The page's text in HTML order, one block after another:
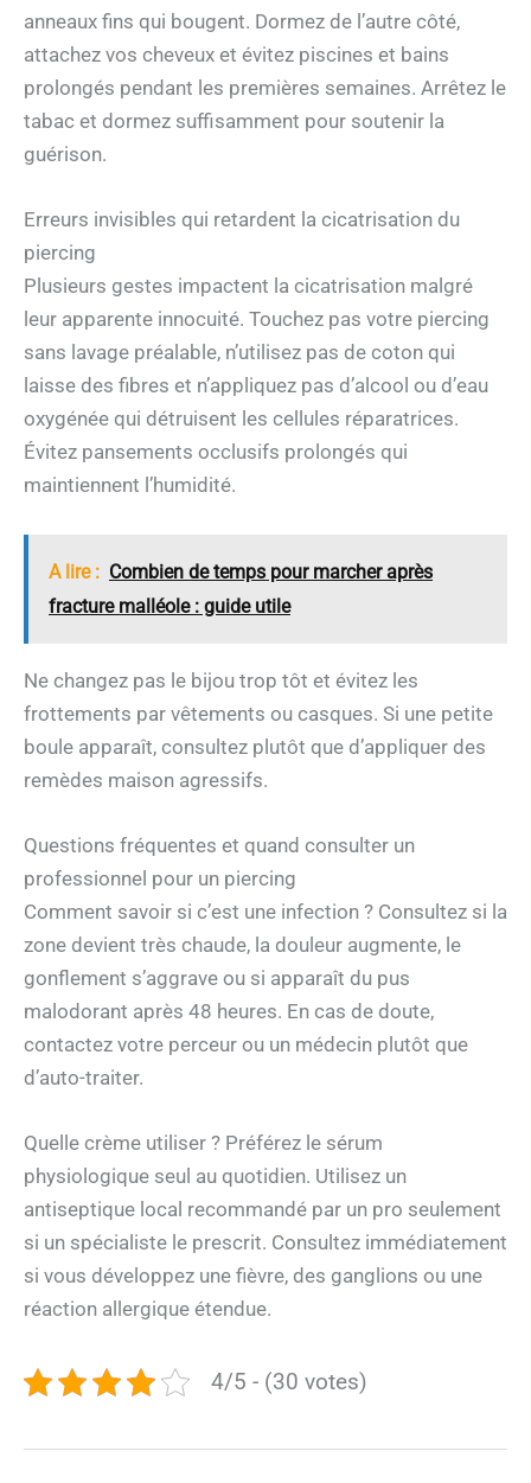
anneaux fins qui bougent. Dormez de l’autre côté,
attachez vos cheveux et évitez piscines et bains
prolongés pendant les premières semaines. Arrêtez le
tabac et dormez suffisamment pour soutenir la
guérison.
Erreurs invisibles qui retardent la cicatrisation du
piercing
Plusieurs gestes impactent la cicatrisation malgré
leur apparente innocuité. Touchez pas votre piercing
sans lavage préalable, n’utilisez pas de coton qui
laisse des fibres et n’appliquez pas d’alcool ou d’eau
oxygénée qui détruisent les cellules réparatrices.
Évitez pansements occlusifs prolongés qui
maintiennent l’humidité.
A lire : Combien de temps pour marcher après
fracture malléole : guide utile
Ne changez pas le bijou trop tôt et évitez les
frottements par vêtements ou casques. Si une petite
boule apparaît, consultez plutôt que d’appliquer des
remèdes maison agressifs.
Questions fréquentes et quand consulter un
professionnel pour un piercing
Comment savoir si c’est une infection ? Consultez si la
zone devient très chaude, la douleur augmente, le
gonflement s’aggrave ou si apparaît du pus
malodorant après 48 heures. En cas de doute,
contactez votre perceur ou un médecin plutôt que
d’auto-traiter.
Quelle crème utiliser ? Préférez le sérum
physiologique seul au quotidien. Utilisez un
antiseptique local recommandé par un pro seulement
si un spécialiste le prescrit. Consultez immédiatement
si vous développez une fièvre, des ganglions ou une
réaction allergique étendue.
4/5 - (30 votes)